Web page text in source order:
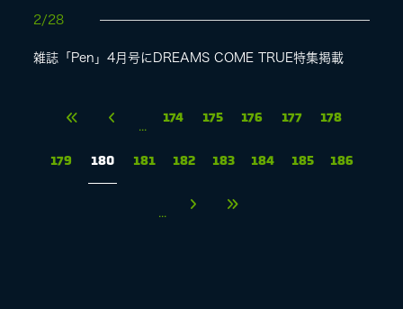
2/28
雑誌「Pen」4月号にDREAMS COME TRUE特集掲載
...
174 175 176 177 178
179 180 181 182 183 184 185 186
...